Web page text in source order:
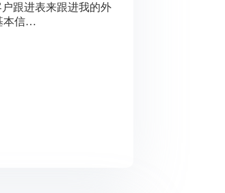
跟进表来跟进我的外
本信…